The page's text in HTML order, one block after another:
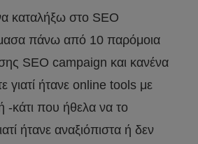
καταλήξω στο SEO
πάνω από 10 παρόμοια
SEO campaign και κανένα
γιατί ήτανε online tools με
-κάτι που ήθελα να το
ήτανε αναξιόπιστα ή δεν